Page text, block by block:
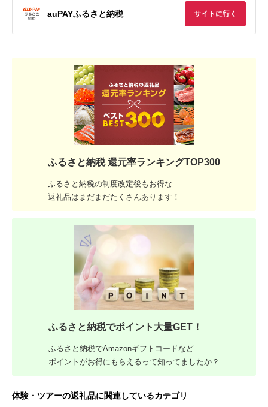
auPAYふるさと納税 サイトに行く
ふるさと納税 還元率ランキングTOP300
ふるさと納税の制度改定後もお得な
返礼品はまだまだたくさんあります！
ふるさと納税でポイント大量GET！
ふるさと納税でAmazonギフトコードなど
ポイントがお得にもらえるって知ってましたか？
体験・ツアーの返礼品に関連しているカテゴリ